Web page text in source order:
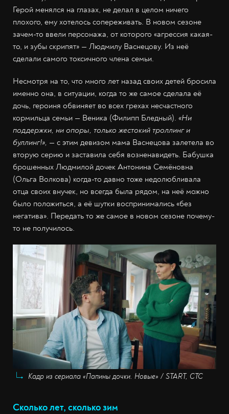
Герой менялся на глазах, не делал в целом ничего
плохого, ему хотелось сопереживать. В новом сезоне
зачем-то ввели персонажа, от которого «агрессия какая-
то, и зубы скрипят» — Людмилу Васнецову. Из неё
сделали самого токсичного члена семьи.
Несмотря на то, что много лет назад своих детей бросила
именно она, в ситуации, когда то же самое сделала её
дочь, героиня обвиняет во всех грехах несчастного
кормильца семьи — Веника (Филипп Бледный). «Ни
поддержки, ни опоры, только жестокий троллинг и
буллинг!», — с этим девизом мама Васнецова залетела во
вторую серию и заставила себя возненавидеть. Бабушка
брошенных Людмилой дочек Антонина Семёновна
(Ольга Волкова) когда-то давно тоже недолюбливала
отца своих внучек, но всегда была рядом, на неё можно
было положиться, а её шутки воспринимались «без
негатива». Передать то же самое в новом сезоне почему-
то не получилось.
Кадр из сериала «Папины дочки. Новые» / START, СТС
Сколько лет, сколько зим